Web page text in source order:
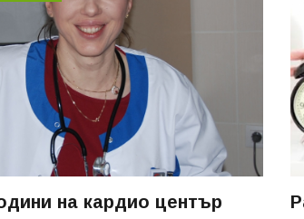
на кардио център